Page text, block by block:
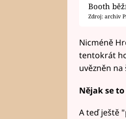
Booth
Zdroj: archiv
Nicméně
tentokrát
uvězněn
Nějak se
A teď ještě